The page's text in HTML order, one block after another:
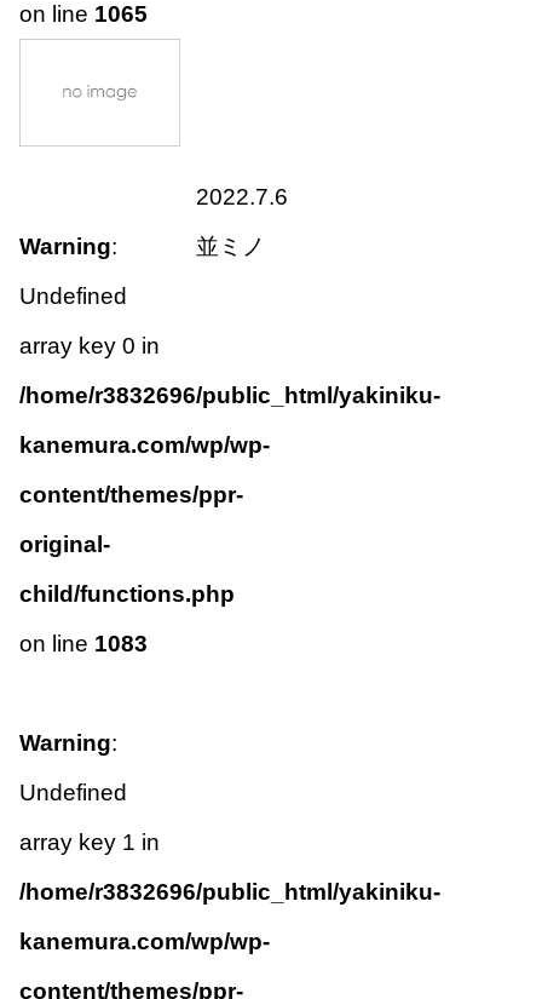
on line 1065
Warning:
Undefined
array key 0 in
/home/r3832696/public_html/yakiniku-
kanemura.com/wp/wp-
content/themes/ppr-
original-
child/functions.php
on line 1083
Warning:
Undefined
array key 1 in
/home/r3832696/public_html/yakiniku-
kanemura.com/wp/wp-
content/themes/ppr-
2022.7.6
並ミノ